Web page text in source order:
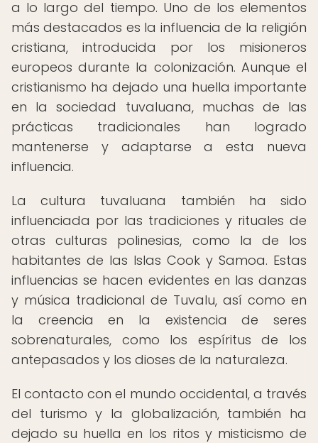
a lo largo del tiempo. Uno de los elementos
más destacados es la influencia de la religión
cristiana, introducida por los misioneros
europeos durante la colonización. Aunque el
cristianismo ha dejado una huella importante
en la sociedad tuvaluana, muchas de las
prácticas tradicionales han logrado
mantenerse y adaptarse a esta nueva
influencia.
La cultura tuvaluana también ha sido
influenciada por las tradiciones y rituales de
otras culturas polinesias, como la de los
habitantes de las Islas Cook y Samoa. Estas
influencias se hacen evidentes en las danzas
y música tradicional de Tuvalu, así como en
la creencia en la existencia de seres
sobrenaturales, como los espíritus de los
antepasados y los dioses de la naturaleza.
El contacto con el mundo occidental, a través
del turismo y la globalización, también ha
dejado su huella en los ritos y misticismo de